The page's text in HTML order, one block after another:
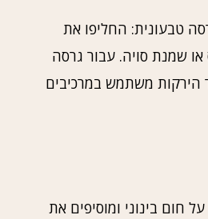
טבעונית: החליפו את
שמנת סויה. עבור גרסה
הירקות משתמש במרכיבים
חום בינוני ומוסיפים את